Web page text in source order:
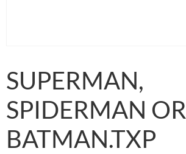
SUPERMAN,
SPIDERMAN OR
BATMAN.TXP